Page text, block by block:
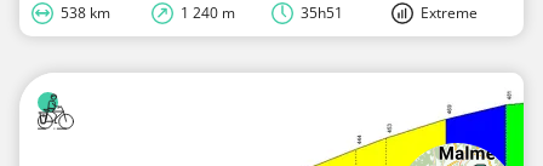
538 km 1 240 m 35h51 Extreme